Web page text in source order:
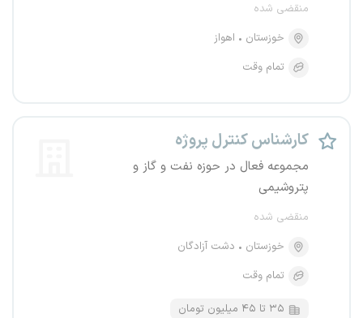
منقضی شده
خوزستان
اهواز
تمام وقت
کارشناس کنترل پروژه
مجموعه فعال در حوزه نفت و گاز و
پتروشیمی
منقضی شده
خوزستان
دشت آزادگان
تمام وقت
۳۵ تا ۴۵ میلیون تومان